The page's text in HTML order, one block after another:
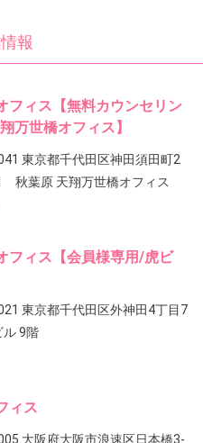
報
フィス【無料カウンセリン
万世橋オフィス】
東京都千代田区神田須田町2
秋葉原 天翔万世橋オフィス
フィス【会員様専用/虎ビ
東京都千代田区外神田4丁目7
9階
ィス
大阪府大阪市浪速区日本橋3-